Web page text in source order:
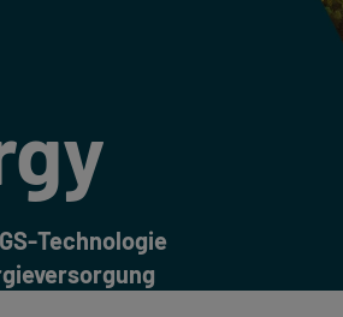
Technologie